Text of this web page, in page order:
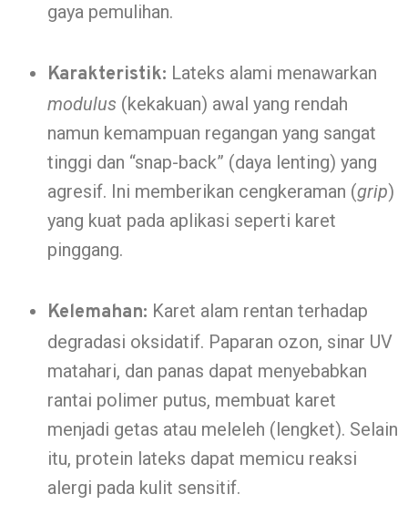
gaya pemulihan.
Karakteristik: Lateks alami menawarkan
modulus (kekakuan) awal yang rendah
namun kemampuan regangan yang sangat
tinggi dan “snap-back” (daya lenting) yang
agresif. Ini memberikan cengkeraman (grip)
yang kuat pada aplikasi seperti karet
pinggang.
Kelemahan: Karet alam rentan terhadap
degradasi oksidatif. Paparan ozon, sinar UV
matahari, dan panas dapat menyebabkan
rantai polimer putus, membuat karet
menjadi getas atau meleleh (lengket). Selain
itu, protein lateks dapat memicu reaksi
alergi pada kulit sensitif.